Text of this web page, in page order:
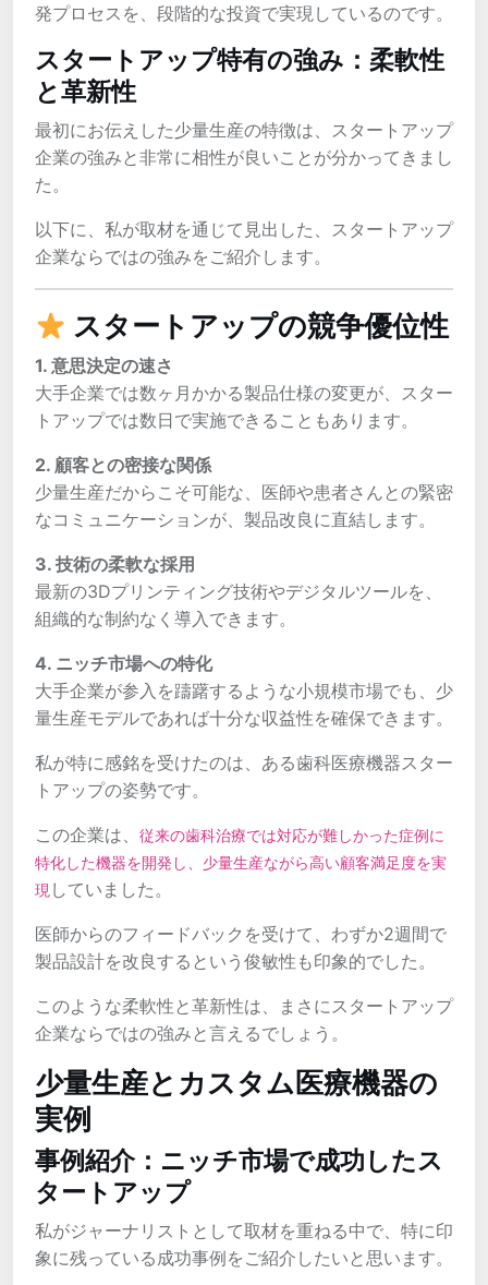
発プロセスを、段階的な投資で実現しているのです。
スタートアップ特有の強み：柔軟性
と革新性
最初にお伝えした少量生産の特徴は、スタートアップ
企業の強みと非常に相性が良いことが分かってきまし
た。
以下に、私が取材を通じて見出した、スタートアップ
企業ならではの強みをご紹介します。
スタートアップの競争優位性
1. 意思決定の速さ
大手企業では数ヶ月かかる製品仕様の変更が、スター
トアップでは数日で実施できることもあります。
2. 顧客との密接な関係
少量生産だからこそ可能な、医師や患者さんとの緊密
なコミュニケーションが、製品改良に直結します。
3. 技術の柔軟な採用
最新の3Dプリンティング技術やデジタルツールを、
組織的な制約なく導入できます。
4. ニッチ市場への特化
大手企業が参入を躊躇するような小規模市場でも、少
量生産モデルであれば十分な収益性を確保できます。
私が特に感銘を受けたのは、ある歯科医療機器スター
トアップの姿勢です。
この企業は、
従来の歯科治療では対応が難しかった症例に
特化した機器を開発し、少量生産ながら高い顧客満足度を実
現 していました。
医師からのフィードバックを受けて、わずか2週間で
製品設計を改良するという俊敏性も印象的でした。
このような柔軟性と革新性は、まさにスタートアップ
企業ならではの強みと言えるでしょう。
少量生産とカスタム医療機器の
実例
事例紹介：ニッチ市場で成功したス
タートアップ
私がジャーナリストとして取材を重ねる中で、特に印
象に残っている成功事例をご紹介したいと思います。